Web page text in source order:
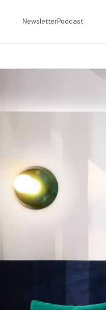
NewsletterPodcast